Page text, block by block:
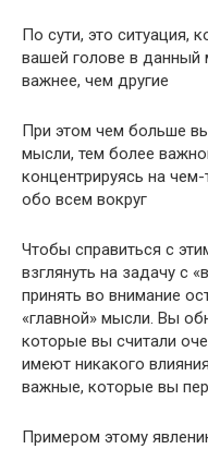
По сути, это ситуация,
вашей голове в данный
важнее, чем другие
При этом чем больше
мысли, тем более
концентрируясь на
обо всем вокруг
Чтобы справиться с
взглянуть на задачу с
принять во внимание
«главной» мысли. Вы
которые вы считали
имеют никакого
важные, которые вы
Примером этому